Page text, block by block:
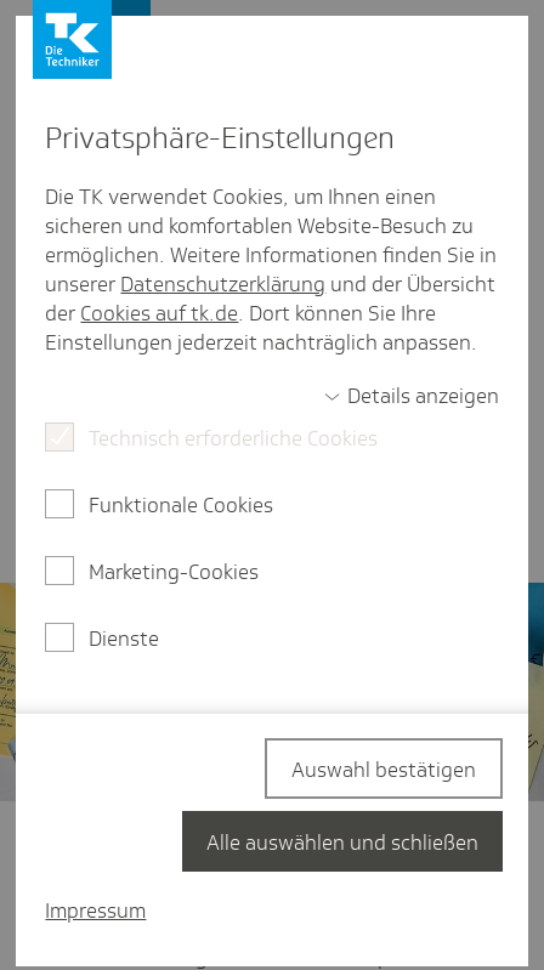
"Die Anbin­dung der Kliniken
kann ein Zugpferd für die ePA
sein"
Inter­view aus Hessen
Interview mit Peter Franz, Hausarzt in Katzenfurt,
über die ePA für alle.
6 Minuten Lesezeit
Presse und Politik Elektronische Patientenakte
Peter Franz ist Hausarzt in Katzenfurt im Lahn-Dill-
Kreis und startbereit für die sogenannte "ePA für
alle" ab 2025. Zugleich ist er noch zurückhaltend,
was die Erwartungen an die neue ePA (elektronische
Privat­sphäre-Einstel­lungen
Die TK verwendet Cookies, um Ihnen einen
sicheren und komfortablen Website-Besuch zu
ermöglichen. Weitere Informationen finden Sie in
unserer Datenschutzerklärung und der Übersicht
der Cookies auf tk.de. Dort können Sie Ihre
Einstellungen jederzeit nachträglich anpassen.
Details anzeigen
Technisch erforderliche Cookies
Funktionale Cookies
Marketing-Cookies
Dienste
Impressum
Auswahl bestätigen
Alle auswählen und schließen